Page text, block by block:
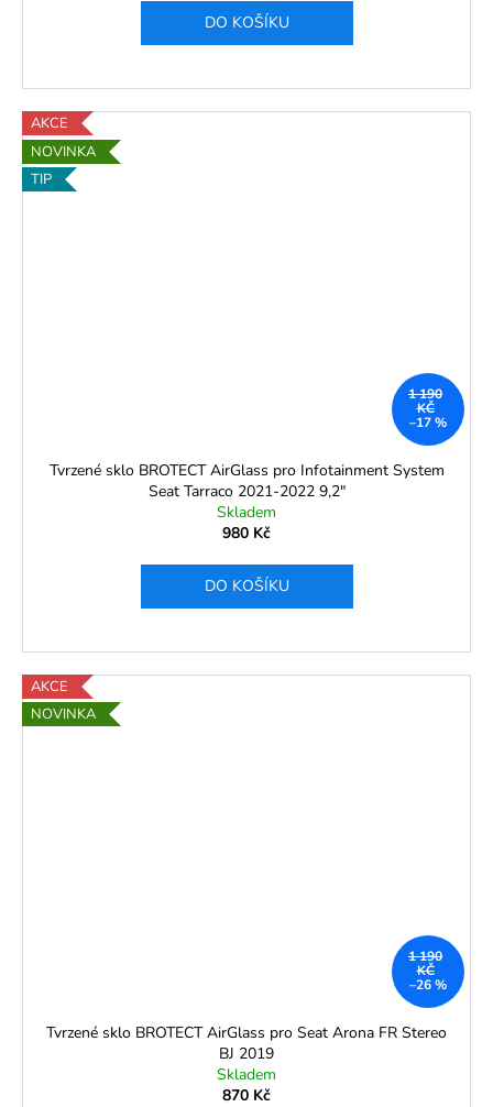
DO KOŠÍKU
AKCE
NOVINKA
TIP
1 190
KČ
–17 %
Tvrzené sklo BROTECT AirGlass pro Infotainment System
Seat Tarraco 2021-2022 9,2"
Skladem
980 Kč
DO KOŠÍKU
AKCE
NOVINKA
1 190
KČ
–26 %
Tvrzené sklo BROTECT AirGlass pro Seat Arona FR Stereo
BJ 2019
Skladem
870 Kč